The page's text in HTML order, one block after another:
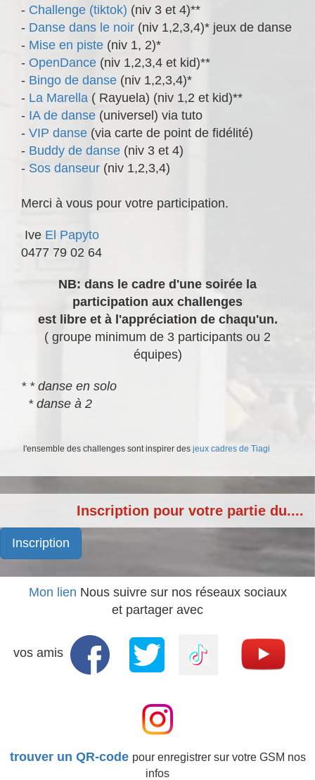
- Challenge (tiktok) (niv 3 et 4)**
- Danse dans le noir (niv 1,2,3,4)* jeux de danse
- Mise en piste (niv 1, 2)*
- OpenDance (niv 1,2,3,4 et kid)**
- Bingo de danse (niv 1,2,3,4)*
- La Marella ( Rayuela) (niv 1,2 et kid)**
- IA de danse (universel) via tuto
- VIP danse (via carte de point de fidélité)
- Buddy de danse (niv 3 et 4)
- Sos danseur (niv 1,2,3,4)
Merci à vous pour votre participation.
Ive El Papyto
0477 79 02 64
NB: dans le cadre d'une soirée la
participation aux challenges
est libre et à l'appréciation de chaqu'un.
( groupe minimum de 3 participants ou 2
équipes)
* * danse en solo
* danse à 2
l'ensemble des challenges sont inspirer des jeux cadres de Tiagi
Inscription pour votre partie du....
Inscription
Mon lien Nous suivre sur nos réseaux sociaux
et partager avec
vos amis
trouver un QR-code pour enregistrer sur votre GSM nos
infos